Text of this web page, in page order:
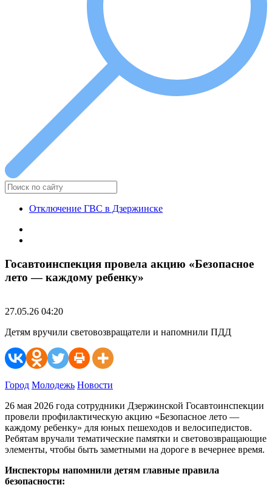
Отключение ГВС в Дзержинске
Госавтоинспекция провела акцию «Безопасное
лето — каждому ребенку»
27.05.26 04:20
Детям вручили световозвращатели и напомнили ПДД
Город Молодежь Новости
26 мая 2026 года сотрудники Дзержинской Госавтоинспекции
провели профилактическую акцию «Безопасное лето —
каждому ребенку» для юных пешеходов и велосипедистов.
Ребятам вручали тематические памятки и световозвращающие
элементы, чтобы быть заметными на дороге в вечернее время.
Инспекторы напомнили детям главные правила
безопасности: